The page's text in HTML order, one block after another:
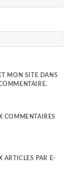
MON SITE DANS
COMMENTAIRES
ARTICLES PAR E-